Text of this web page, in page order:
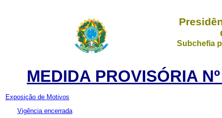
Subchefia
MEDIDA PROVISÓRIA
Exposição de Motivos
Vigência encerrada